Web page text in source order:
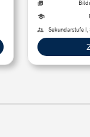
Sekundarstufe I,